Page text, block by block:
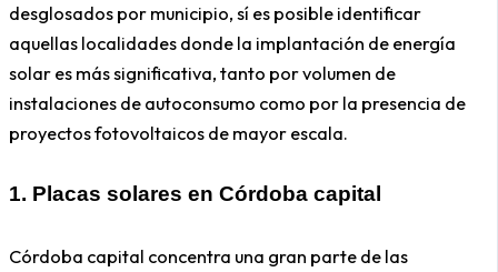
desglosados por municipio, sí es posible identificar
aquellas localidades donde la implantación de energía
solar es más significativa, tanto por volumen de
instalaciones de autoconsumo como por la presencia de
proyectos fotovoltaicos de mayor escala.
1. Placas solares en Córdoba capital
Córdoba capital concentra una gran parte de las